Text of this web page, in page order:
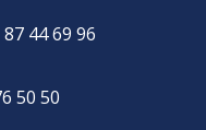
44 69 96
50 50